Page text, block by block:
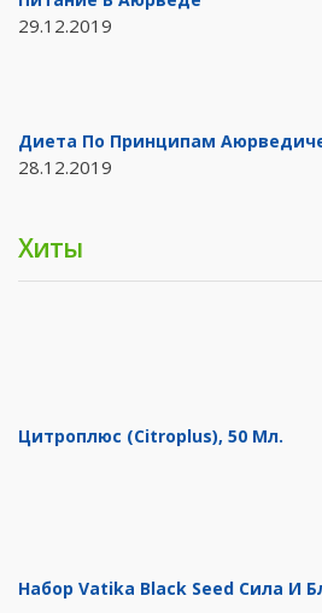
29.12.2019
Диета По Принципам
28.12.2019
Хиты
Цитроплюс (Citroplus), 50 Мл.
Набор Vatika Black Seed Сила И